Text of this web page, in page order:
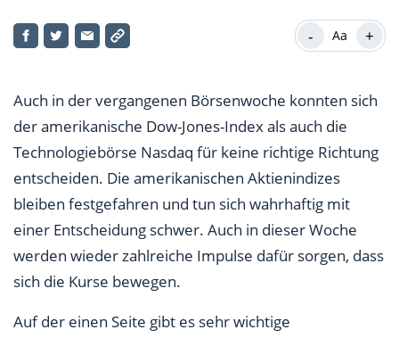
- Aa +
Auch in der vergangenen Börsenwoche konnten sich
der amerikanische Dow-Jones-Index als auch die
Technologiebörse Nasdaq für keine richtige Richtung
entscheiden. Die amerikanischen Aktienindizes
bleiben festgefahren und tun sich wahrhaftig mit
einer Entscheidung schwer. Auch in dieser Woche
werden wieder zahlreiche Impulse dafür sorgen, dass
sich die Kurse bewegen.
Auf der einen Seite gibt es sehr wichtige